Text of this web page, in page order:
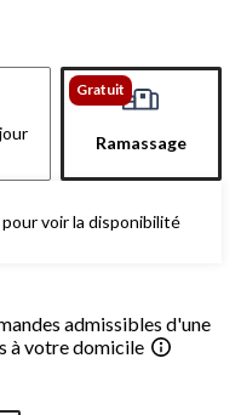
Gratuit
Ramassage
voir la disponibilité
admissibles d'une
à votre domicile